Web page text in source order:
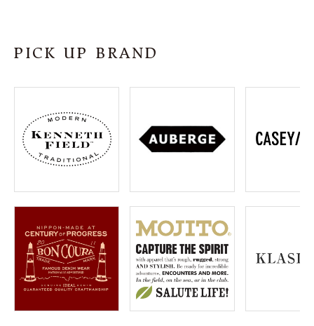
INFORMATION
ご利用ガイド
プライバシーポリシー
特定商取引法について
お問い合わせ
OFFICIAL WEB SITE
ACCOUNT MENU
ようこそ ゲスト 様
meeting_room ログイン 会員登録
PICK UP BRAND